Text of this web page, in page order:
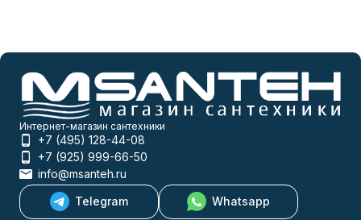
Интернет-магазин сантехники
+7 (495) 128-44-08
+7 (925) 999-66-50
info@msanteh.ru
Telegram
Whatsapp